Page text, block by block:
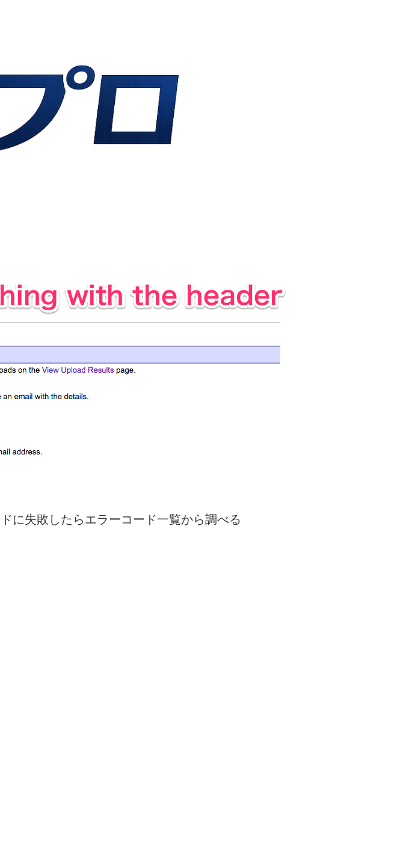
に失敗したらエラーコード一覧から調べる